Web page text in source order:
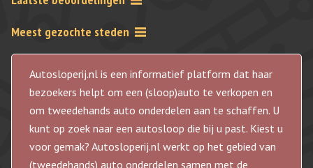
Meest gezochte steden
Autosloperij.nl is een informatief platform dat haar
bezoekers helpt om een (sloop)auto te verkopen en
om tweedehands auto onderdelen aan te schaffen. U
kunt op zoek naar een autosloop die bij u past. Kiest u
voor gemak? Autosloperij.nl werkt op het gebied van
(tweedehands) auto onderdelen samen met de